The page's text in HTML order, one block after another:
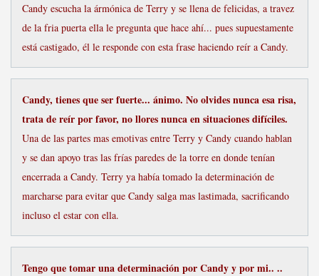
Candy escucha la ármónica de Terry y se llena de felicidas, a travez
de la fria puerta ella le pregunta que hace ahí... pues supuestamente
está castigado, él le responde con esta frase haciendo reír a Candy.
Candy, tienes que ser fuerte... ánimo. No olvides nunca esa risa,
trata de reír por favor, no llores nunca en situaciones difíciles.
Una de las partes mas emotivas entre Terry y Candy cuando hablan
y se dan apoyo tras las frías paredes de la torre en donde tenían
encerrada a Candy. Terry ya había tomado la determinación de
marcharse para evitar que Candy salga mas lastimada, sacrificando
incluso el estar con ella.
Tengo que tomar una determinación por Candy y por mi.. ..